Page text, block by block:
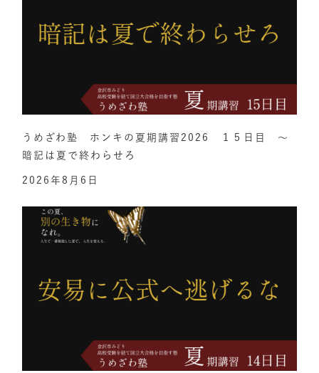
うめざわ塾 ホンキの夏期講習2026 １５日目 ～
暗記は夏で終わらせろ
2026年8月6日